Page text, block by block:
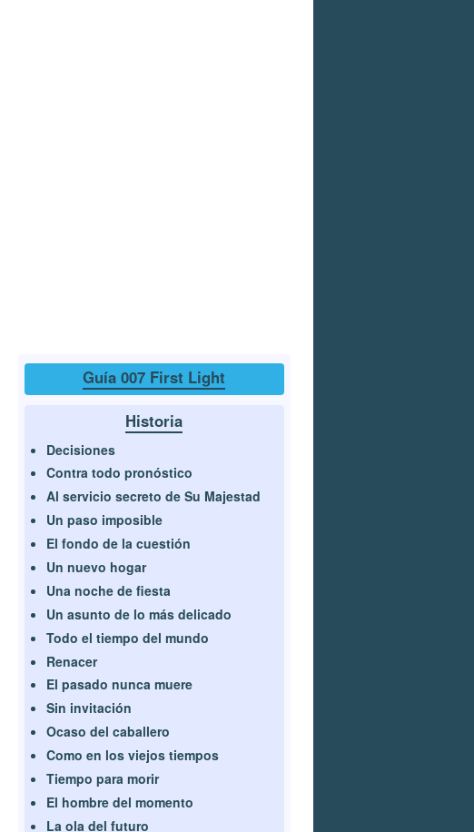
Guía 007 First Light
Historia
Decisiones
Contra todo pronóstico
Al servicio secreto de Su Majestad
Un paso imposible
El fondo de la cuestión
Un nuevo hogar
Una noche de fiesta
Un asunto de lo más delicado
Todo el tiempo del mundo
Renacer
El pasado nunca muere
Sin invitación
Ocaso del caballero
Como en los viejos tiempos
Tiempo para morir
El hombre del momento
La ola del futuro